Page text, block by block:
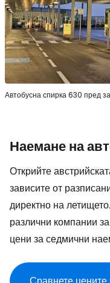
Автобусна спирка 630 пред
Наемане на
Открийте
зависите от
директно на
различни компании
цени за седмични